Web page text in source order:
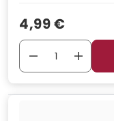
Verkaufspreis
4,99 €